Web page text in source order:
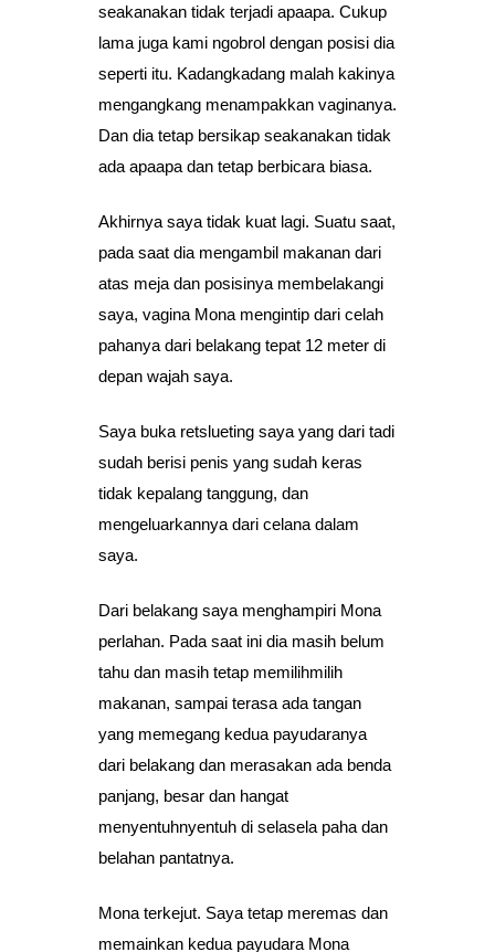
seakanakan tidak terjadi apaapa. Cukup
lama juga kami ngobrol dengan posisi dia
seperti itu. Kadangkadang malah kakinya
mengangkang menampakkan vaginanya.
Dan dia tetap bersikap seakanakan tidak
ada apaapa dan tetap berbicara biasa.
Akhirnya saya tidak kuat lagi. Suatu saat,
pada saat dia mengambil makanan dari
atas meja dan posisinya membelakangi
saya, vagina Mona mengintip dari celah
pahanya dari belakang tepat 12 meter di
depan wajah saya.
Saya buka retslueting saya yang dari tadi
sudah berisi penis yang sudah keras
tidak kepalang tanggung, dan
mengeluarkannya dari celana dalam
saya.
Dari belakang saya menghampiri Mona
perlahan. Pada saat ini dia masih belum
tahu dan masih tetap memilihmilih
makanan, sampai terasa ada tangan
yang memegang kedua payudaranya
dari belakang dan merasakan ada benda
panjang, besar dan hangat
menyentuhnyentuh di selasela paha dan
belahan pantatnya.
Mona terkejut. Saya tetap meremas dan
memainkan kedua payudara Mona